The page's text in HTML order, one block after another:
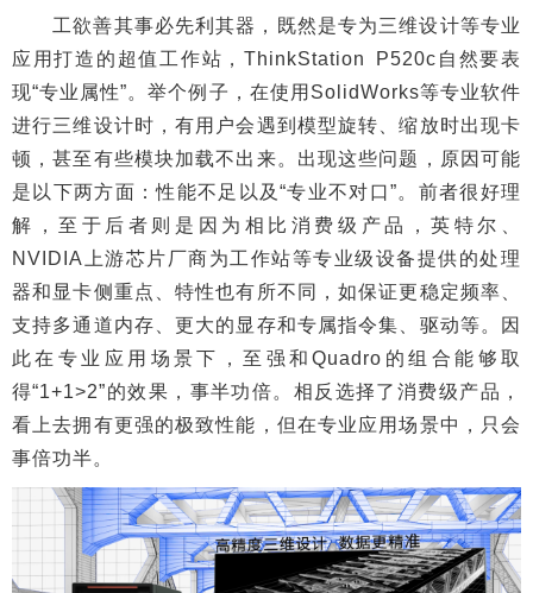
工欲善其事必先利其器，既然是专为三维设计等专业
应用打造的超值工作站，ThinkStation P520c自然要表
现“专业属性”。举个例子，在使用SolidWorks等专业软件
进行三维设计时，有用户会遇到模型旋转、缩放时出现卡
顿，甚至有些模块加载不出来。出现这些问题，原因可能
是以下两方面：性能不足以及“专业不对口”。前者很好理
解，至于后者则是因为相比消费级产品，英特尔、
NVIDIA上游芯片厂商为工作站等专业级设备提供的处理
器和显卡侧重点、特性也有所不同，如保证更稳定频率、
支持多通道内存、更大的显存和专属指令集、驱动等。因
此在专业应用场景下，至强和Quadro的组合能够取
得“1+1>2”的效果，事半功倍。相反选择了消费级产品，
看上去拥有更强的极致性能，但在专业应用场景中，只会
事倍功半。